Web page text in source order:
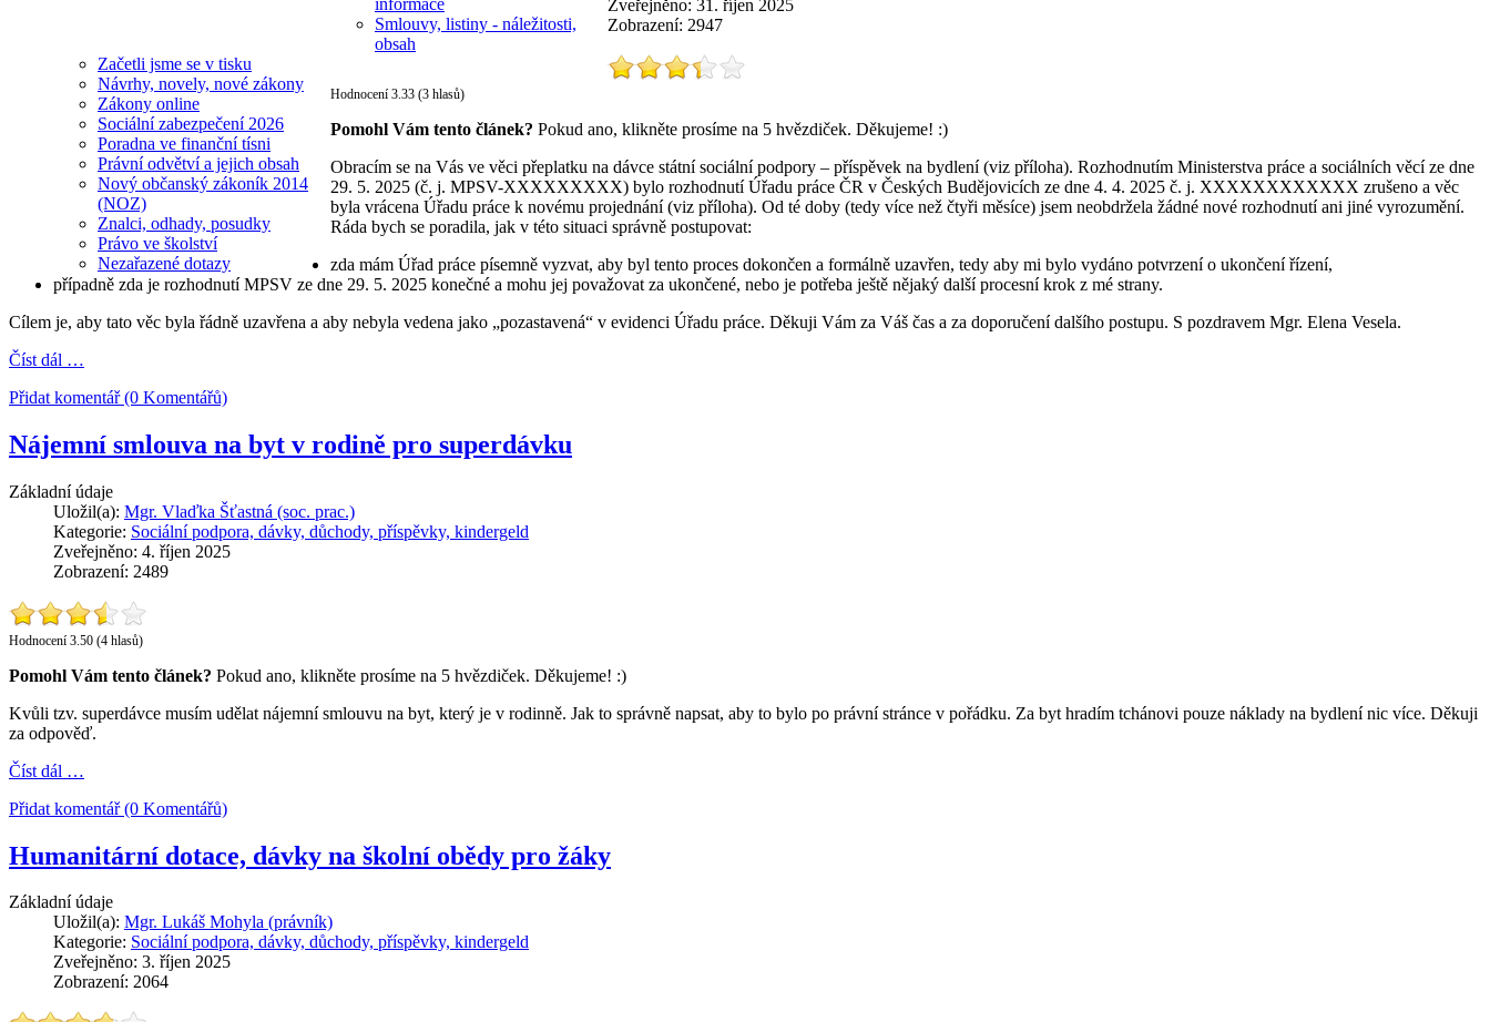
informace
Smlouvy, listiny - náležitosti,
obsah
Začetli jsme se v tisku
Návrhy, novely, nové zákony
Zákony online
Sociální zabezpečení 2026
Poradna ve finanční tísni
Právní odvětví a jejich obsah
Nový občanský zákoník 2014
(NOZ)
Znalci, odhady, posudky
Právo ve školství
Nezařazené dotazy
Zveřejněno: 31. říjen 2025
Zobrazení: 2947
Hodnocení 3.33 (3 hlasů)
Pomohl Vám tento článek? Pokud ano, klikněte prosíme na 5 hvězdiček. Děkujeme! :)
Obracím se na Vás ve věci přeplatku na dávce státní sociální podpory – příspěvek na bydlení (viz příloha). Rozhodnutím Ministerstva práce a sociálních věcí ze dne
29. 5. 2025 (č. j. MPSV-XXXXXXXXX) bylo rozhodnutí Úřadu práce ČR v Českých Budějovicích ze dne 4. 4. 2025 č. j. XXXXXXXXXXXX zrušeno a věc
byla vrácena Úřadu práce k novému projednání (viz příloha). Od té doby (tedy více než čtyři měsíce) jsem neobdržela žádné nové rozhodnutí ani jiné vyrozumění.
Ráda bych se poradila, jak v této situaci správně postupovat:
zda mám Úřad práce písemně vyzvat, aby byl tento proces dokončen a formálně uzavřen, tedy aby mi bylo vydáno potvrzení o ukončení řízení,
případně zda je rozhodnutí MPSV ze dne 29. 5. 2025 konečné a mohu jej považovat za ukončené, nebo je potřeba ještě nějaký další procesní krok z mé strany.
Cílem je, aby tato věc byla řádně uzavřena a aby nebyla vedena jako „pozastavená“ v evidenci Úřadu práce. Děkuji Vám za Váš čas a za doporučení dalšího postupu. S pozdravem Mgr. Elena Vesela.
Číst dál …
Přidat komentář (0 Komentářů)
Nájemní smlouva na byt v rodině pro superdávku
Základní údaje
Uložil(a): Mgr. Vlaďka Šťastná (soc. prac.)
Kategorie: Sociální podpora, dávky, důchody, příspěvky, kindergeld
Zveřejněno: 4. říjen 2025
Zobrazení: 2489
Hodnocení 3.50 (4 hlasů)
Pomohl Vám tento článek? Pokud ano, klikněte prosíme na 5 hvězdiček. Děkujeme! :)
Kvůli tzv. superdávce musím udělat nájemní smlouvu na byt, který je v rodinně. Jak to správně napsat, aby to bylo po právní stránce v pořádku. Za byt hradím tchánovi pouze náklady na bydlení nic více. Děkuji
za odpověď.
Číst dál …
Přidat komentář (0 Komentářů)
Humanitární dotace, dávky na školní obědy pro žáky
Základní údaje
Uložil(a): Mgr. Lukáš Mohyla (právník)
Kategorie: Sociální podpora, dávky, důchody, příspěvky, kindergeld
Zveřejněno: 3. říjen 2025
Zobrazení: 2064